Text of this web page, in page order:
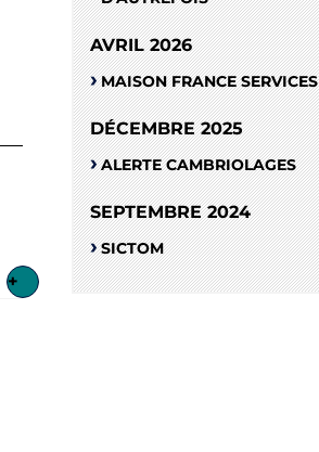
+
AVRIL 2026
MAISON FRANCE SERVICES
DÉCEMBRE 2025
ALERTE CAMBRIOLAGES
SEPTEMBRE 2024
SICTOM